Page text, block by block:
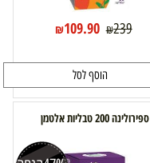
₪239
₪109.90
הוסף לסל
ספירולינה 200 טבליות אלטמן